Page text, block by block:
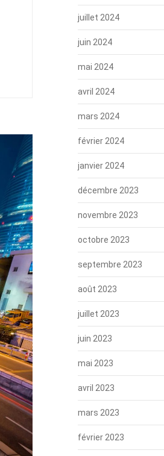
juillet 2024
juin 2024
mai 2024
avril 2024
mars 2024
février 2024
janvier 2024
décembre 2023
novembre 2023
octobre 2023
septembre 2023
août 2023
juillet 2023
juin 2023
mai 2023
avril 2023
mars 2023
février 2023